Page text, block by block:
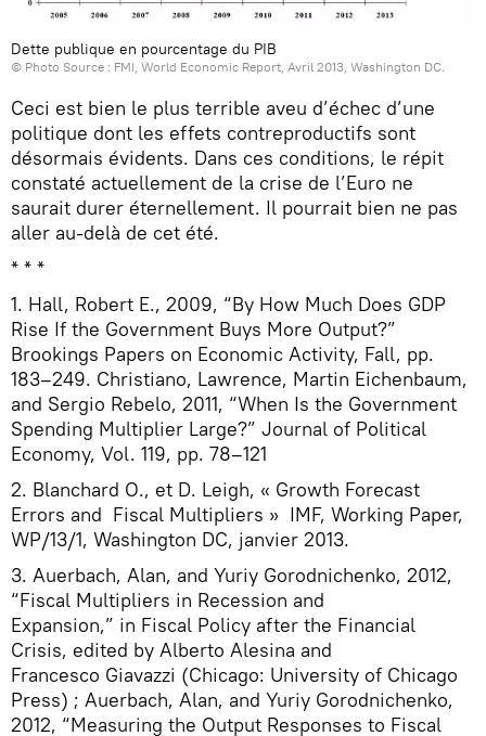
Dette publique en pourcentage du PIB
© Photo Source : FMI, World Economic Report, Avril 2013, Washington DC.
Ceci est bien le plus terrible aveu d’échec d’une
politique dont les effets contreproductifs sont
désormais évidents. Dans ces conditions, le répit
constaté actuellement de la crise de l’Euro ne
saurait durer éternellement. Il pourrait bien ne pas
aller au-delà de cet été.
* * *
1. Hall, Robert E., 2009, “By How Much Does GDP
Rise If the Government Buys More Output?”
Brookings Papers on Economic Activity, Fall, pp.
183–249. Christiano, Lawrence, Martin Eichenbaum,
and Sergio Rebelo, 2011, “When Is the Government
Spending Multiplier Large?” Journal of Political
Economy, Vol. 119, pp. 78–121
2. Blanchard O., et D. Leigh, « Growth Forecast
Errors and Fiscal Multipliers » IMF, Working Paper,
WP/13/1, Washington DC, janvier 2013.
3. Auerbach, Alan, and Yuriy Gorodnichenko, 2012,
“Fiscal Multipliers in Recession and
Expansion,” in Fiscal Policy after the Financial
Crisis, edited by Alberto Alesina and
Francesco Giavazzi (Chicago: University of Chicago
Press) ; Auerbach, Alan, and Yuriy Gorodnichenko,
2012, “Measuring the Output Responses to Fiscal